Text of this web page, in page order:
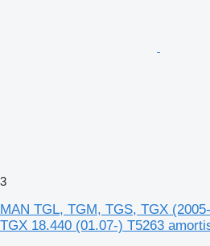
3
MAN TGL, TGM, TGS, TGX
TGX 18.440 (01.07-) T5263